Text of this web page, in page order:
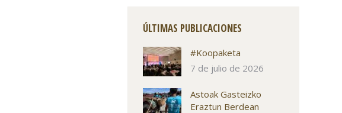
ÚLTIMAS PUBLICACIONES
#Koopaketa
7 de julio de 2026
Astoak Gasteizko
Eraztun Berdean